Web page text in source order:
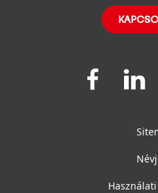
SDS, TDS, RoHS, RDS,
Join
Join
on